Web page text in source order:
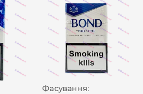
Фасування: